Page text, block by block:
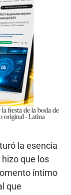
fiesta de la boda de
original - Latina
la esencia
que los
íntimo
que